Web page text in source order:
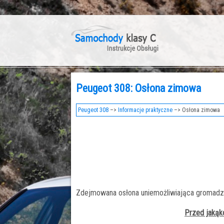
Peugeot 308: Osłona zimowa
Peugeot 308 –> Informacje praktyczne –> Osłona zimowa
Zdejmowana osłona uniemożliwiająca
Przed